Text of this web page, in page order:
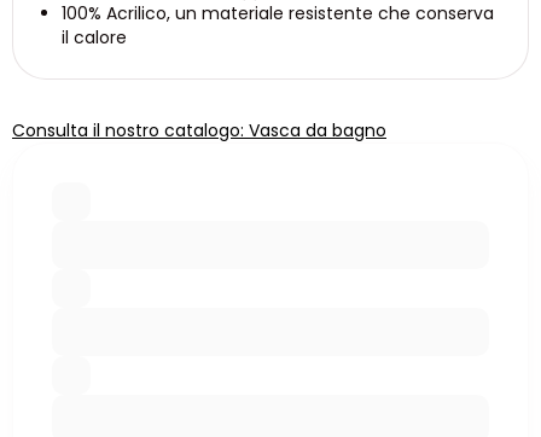
100% Acrilico, un materiale resistente che conserva
il calore
Consulta il nostro catalogo: Vasca da bagno